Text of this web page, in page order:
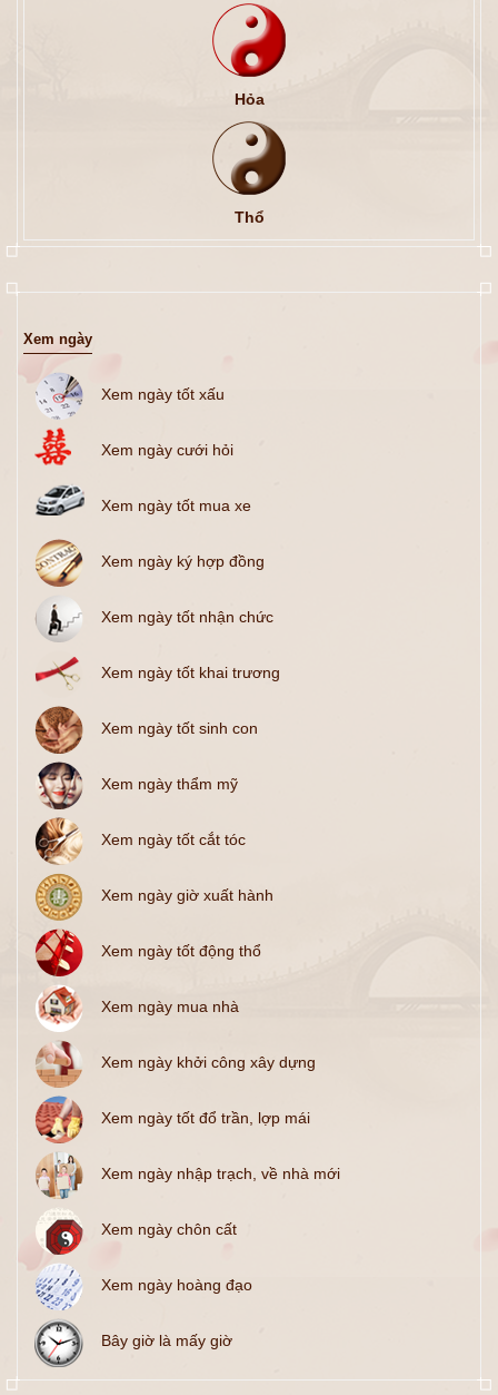
Hỏa
Thổ
Xem ngày
Xem ngày tốt xấu
Xem ngày cưới hỏi
Xem ngày tốt mua xe
Xem ngày ký hợp đồng
Xem ngày tốt nhận chức
Xem ngày tốt khai trương
Xem ngày tốt sinh con
Xem ngày thẩm mỹ
Xem ngày tốt cắt tóc
Xem ngày giờ xuất hành
Xem ngày tốt động thổ
Xem ngày mua nhà
Xem ngày khởi công xây dựng
Xem ngày tốt đổ trần, lợp mái
Xem ngày nhập trạch, về nhà mới
Xem ngày chôn cất
Xem ngày hoàng đạo
Bây giờ là mấy giờ